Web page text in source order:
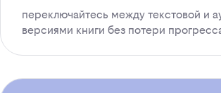
переключайтесь между текстовой и
версиями книги без потери